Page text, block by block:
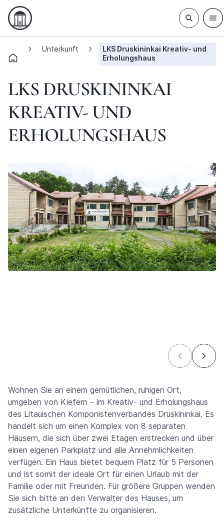
Unterkunft
LKS Druskininkai Kreativ- und
Erholungshaus
LKS DRUSKININKAI
KREATIV- UND
ERHOLUNGSHAUS
Wohnen Sie an einem gemütlichen, ruhigen Ort,
umgeben von Kiefern – im Kreativ- und Erholungshaus
des Litauischen Komponistenverbandes Druskininkai. Es
handelt sich um einen Komplex von 8 separaten
Häusern, die sich über zwei Etagen erstrecken und über
einen eigenen Parkplatz und alle Annehmlichkeiten
verfügen. Ein Haus bietet bequem Platz für 5 Personen
und ist somit der ideale Ort für einen Urlaub mit der
Familie oder mit Freunden. Für größere Gruppen wenden
Sie sich bitte an den Verwalter des Hauses, um
zusätzliche Unterkünfte zu organisieren.